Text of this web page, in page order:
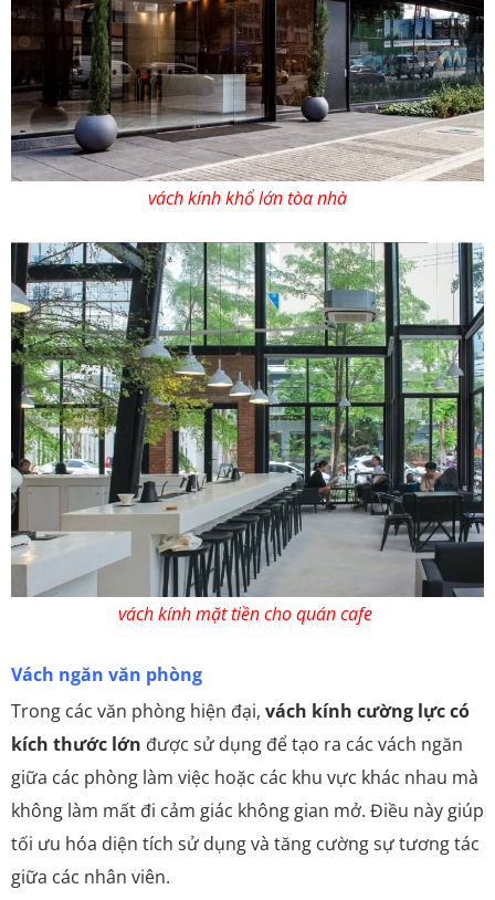
vách kính khổ lớn tòa nhà
vách kính mặt tiền cho quán cafe
Vách ngăn văn phòng
Trong các văn phòng hiện đại, vách kính cường lực có
kích thước lớn được sử dụng để tạo ra các vách ngăn
giữa các phòng làm việc hoặc các khu vực khác nhau mà
không làm mất đi cảm giác không gian mở. Điều này giúp
tối ưu hóa diện tích sử dụng và tăng cường sự tương tác
giữa các nhân viên.